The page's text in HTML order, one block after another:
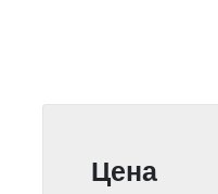
Цена